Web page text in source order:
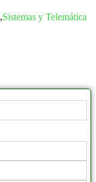
,Sistemas y Telemática